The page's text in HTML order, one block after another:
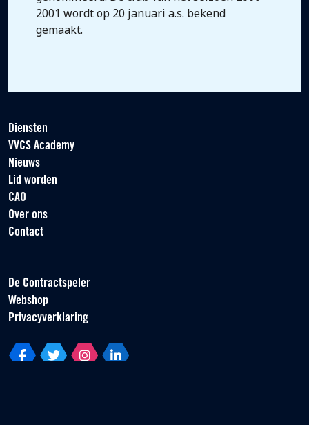
2001 wordt op 20 januari a.s. bekend
gemaakt.
Diensten
VVCS Academy
Nieuws
Lid worden
CAO
Over ons
Contact
De Contractspeler
Webshop
Privacyverklaring